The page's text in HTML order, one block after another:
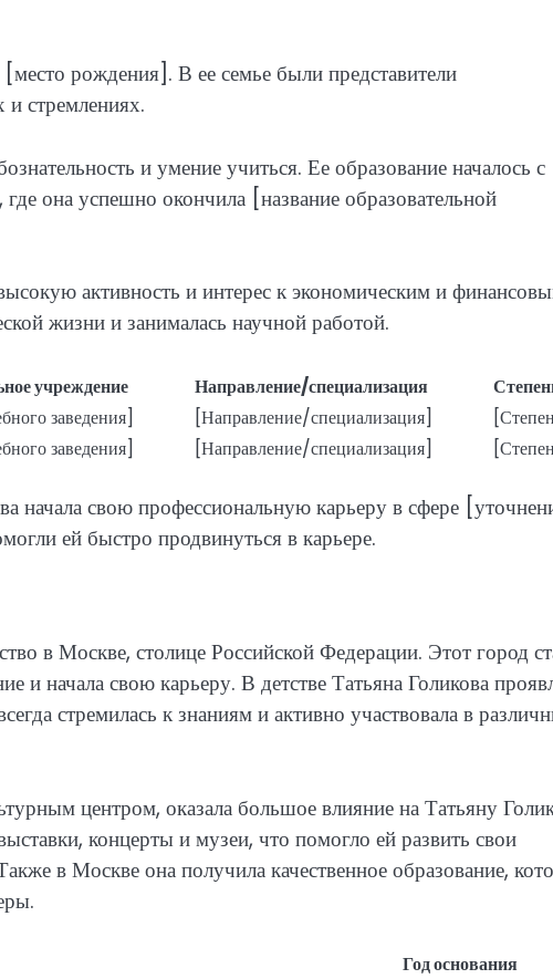
рождения]. В ее семье были представители
и стремлениях.
и умение учиться. Ее образование началось с
она успешно окончила [название образовательной
активность и интерес к экономическим и
жизни и занималась научной работой.
учреждение Направление/специализация
заведения] [Направление/специализация]
заведения] [Направление/специализация]
начала свою профессиональную карьеру в сфере
ей быстро продвинуться в карьере.
в Москве, столице Российской Федерации. Этот город
и начала свою карьеру. В детстве Татьяна Голикова
стремилась к знаниям и активно участвовала в
центром, оказала большое влияние на Татьяну
концерты и музеи, что помогло ей развить свои
в Москве она получила качественное образование,
Год основания